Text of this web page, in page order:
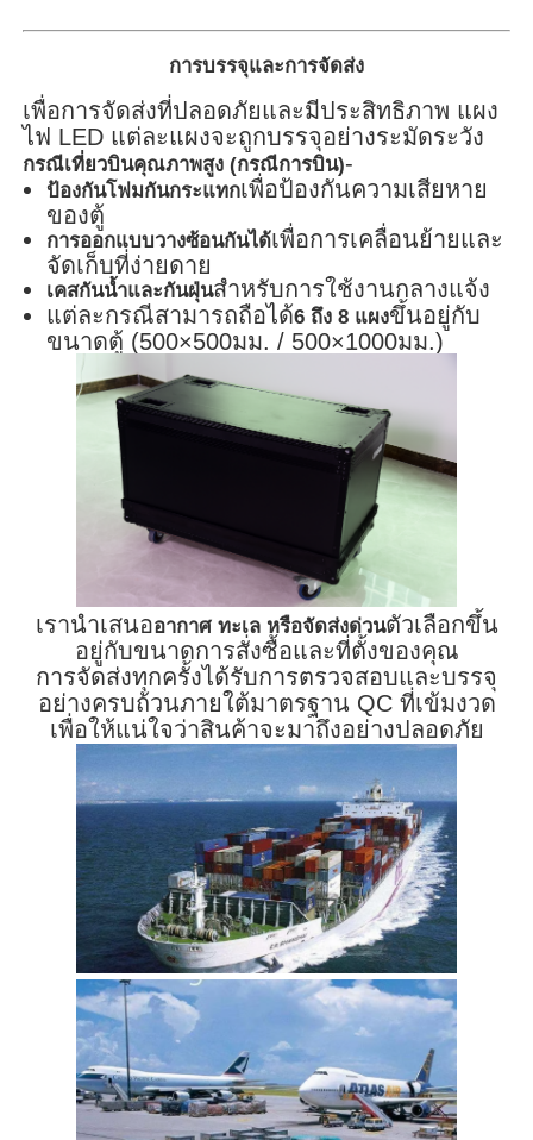
การบรรจุและการจัดส่ง
เพื่อการจัดส่งที่ปลอดภัยและมีประสิทธิภาพ แผง
ไฟ LED แต่ละแผงจะถูกบรรจุอย่างระมัดระวัง
กรณีเที่ยวบินคุณภาพสูง (กรณีการบิน)-
ป้องกันโฟมกันกระแทกเพื่อป้องกันความเสียหาย
ของตู้
การออกแบบวางซ้อนกันได้เพื่อการเคลื่อนย้ายและ
จัดเก็บที่ง่ายดาย
เคสกันน้ำและกันฝุ่นสำหรับการใช้งานกลางแจ้ง
แต่ละกรณีสามารถถือได้6 ถึง 8 แผงขึ้นอยู่กับ
ขนาดตู้ (500×500มม. / 500×1000มม.)
เรานำเสนออากาศ ทะเล หรือจัดส่งด่วนตัวเลือกขึ้น
อยู่กับขนาดการสั่งซื้อและที่ตั้งของคุณ
การจัดส่งทุกครั้งได้รับการตรวจสอบและบรรจุ
อย่างครบถ้วนภายใต้มาตรฐาน QC ที่เข้มงวด
เพื่อให้แน่ใจว่าสินค้าจะมาถึงอย่างปลอดภัย